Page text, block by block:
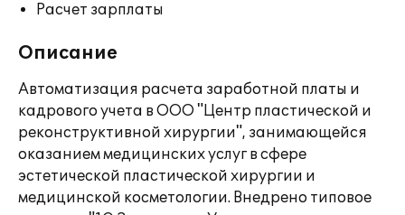
Расчет зарплаты
Описание
Автоматизация расчета заработной платы и
кадрового учета в ООО "Центр пластической и
реконструктивной хирургии", занимающейся
оказанием медицинских услуг в сфере
эстетической пластической хирургии и
медицинской косметологии. Внедрено типовое